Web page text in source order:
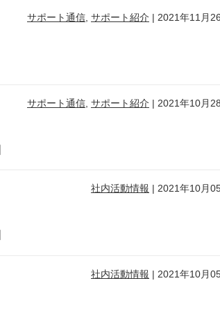
サポート通信 サポート紹介 | 2021年11月
サポート通信 サポート紹介 | 2021年10月
社内活動情報 | 2021年10月
社内活動情報 | 2021年10月